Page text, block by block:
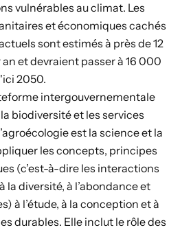
vulnérables au climat. Les
et économiques cachés
sont estimés à près de12
et devraient passer à 16 000
2050.
intergouvernementale
biodiversité et les services
est la science et la
les concepts, principes
(c’est-à-dire les interactions
la diversité, à l’abondance et
à l’étude, à la conception et à
durables. Elle inclut le rôle des